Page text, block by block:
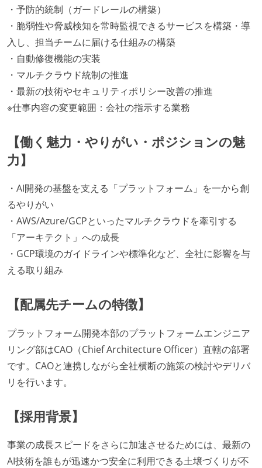
・予防的統制（ガードレールの構築）
・脆弱性や脅威検知を常時監視できるサービスを構築・導
入し、担当チームに届ける仕組みの構築
・自動修復機能の実装
・マルチクラウド統制の推進
・最新の技術やセキュリティポリシー改善の推進
※仕事内容の変更範囲：会社の指示する業務
【働く魅力・やりがい・ポジションの魅
力】
・AI開発の基盤を支える「プラットフォーム」を一から創
るやりがい
・AWS/Azure/GCPといったマルチクラウドを牽引する
「アーキテクト」への成長
・GCP環境のガイドラインや標準化など、全社に影響を与
える取り組み
【配属先チームの特徴】
プラットフォーム開発本部のプラットフォームエンジニア
リング部はCAO（Chief Architecture Officer）直轄の部署
です。CAOと連携しながら全社横断の施策の検討やデリバ
リを行います。
【採用背景】
事業の成長スピードをさらに加速させるためには、最新の
AI技術を誰もが迅速かつ安全に利用できる土壌づくりが不